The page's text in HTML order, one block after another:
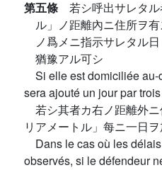
第五條 若シ呼出サレタ
ル」ノ距離內ニ住所ヲ
ノ爲メニ指示サレタル
猶豫アル可シ
Si elle est domiciliée
sera ajouté un jour par
若シ其者カ右ノ距離外
リアメートル」每ニ一日
Dans le cas où les
observés, si le défendeur